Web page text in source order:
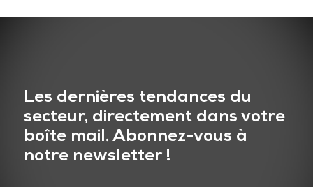
Les dernières tendances du
secteur, directement dans votre
boîte mail. Abonnez-vous à
notre newsletter !